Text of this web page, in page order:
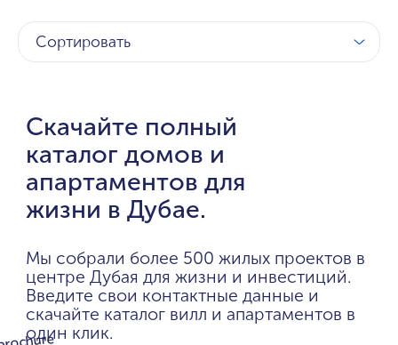
Сортировать
Скачайте полный
каталог домов и
апартаментов для
жизни в Дубае.
Мы собрали более 500 жилых проектов в
центре Дубая для жизни и инвестиций.
Введите свои контактные данные и
скачайте каталог вилл и апартаментов в
один клик.